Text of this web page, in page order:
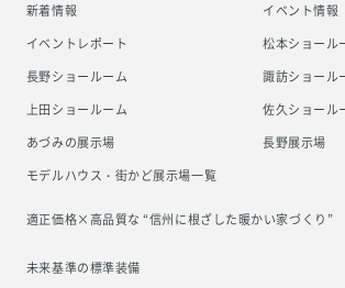
新着情報
イベント情報
イベントレポート
松本ショール
長野ショールーム
諏訪ショール
上田ショールーム
佐久ショール
あづみの展示場
長野展示場
モデルハウス・街かど展示場一覧
適正価格×高品質な “信州に根ざした暖かい家づくり”
未来基準の標準装備